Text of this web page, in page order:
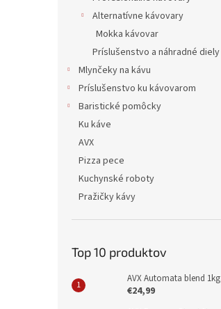
Alternatívne kávovary
Mokka kávovar
Príslušenstvo a náhradné diely
Mlynčeky na kávu
Príslušenstvo ku kávovarom
Baristické pomôcky
Ku káve
AVX
Pizza pece
Kuchynské roboty
Pražičky kávy
Top 10 produktov
AVX Automata blend 1kg
€24,99